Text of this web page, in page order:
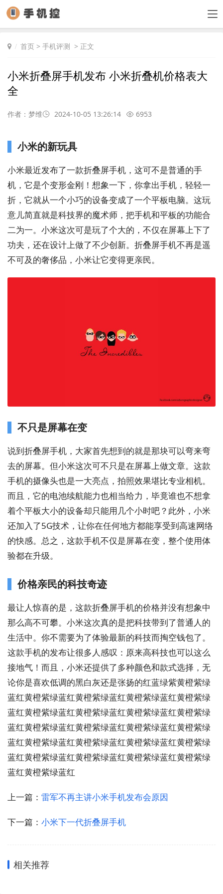
首页 > 手机评测 > 正文
小米折叠屏手机发布 小米折叠机价格表大
全
作者：梦维 2024-10-05 13:26:14 6953
小米的新玩具
小米最近发布了一款折叠屏手机，这可不是普通的手
机，它是个变形金刚！想象一下，你拿出手机，轻轻一
折，它就从一个小巧的设备变成了一个平板电脑。这玩
意儿简直就是科技界的魔术师，把手机和平板的功能合
二为一。小米这次可是玩了个大的，不仅在屏幕上下了
功夫，还在设计上做了不少创新。折叠屏手机不再是遥
不可及的奢侈品，小米让它变得更亲民。
不只是屏幕在变
说到折叠屏手机，大家首先想到的就是那块可以弯来弯
去的屏幕。但小米这次可不只是在屏幕上做文章。这款
手机的摄像头也是一大亮点，拍照效果堪比专业相机。
而且，它的电池续航能力也相当给力，毕竟谁也不想拿
着个平板大小的设备却只能用几个小时吧？此外，小米
还加入了5G技术，让你在任何地方都能享受到高速网络
的快感。总之，这款手机不仅是屏幕在变，整个使用体
验都在升级。
价格亲民的科技奇迹
最让人惊喜的是，这款折叠屏手机的价格并没有想象中
那么高不可攀。小米这次真的是把科技带到了普通人的
生活中。你不需要为了体验最新的科技而掏空钱包了。
这款手机的发布让很多人感叹：原来高科技也可以这么
接地气！而且，小米还提供了多种颜色和款式选择，无
论你是喜欢低调的黑白灰还是张扬的红蓝绿紫黄橙紫绿
蓝红黄橙紫绿蓝红黄橙紫绿蓝红黄橙紫绿蓝红黄橙紫绿
蓝红黄橙紫绿蓝红黄橙紫绿蓝红黄橙紫绿蓝红黄橙紫绿
蓝红黄橙紫绿蓝红黄橙紫绿蓝红黄橙紫绿蓝红黄橙紫绿
蓝红黄橙紫绿蓝红黄橙紫绿蓝红黄橙紫绿蓝红黄橙紫绿
蓝红黄橙紫绿蓝红黄橙紫绿蓝红黄橙紫绿蓝红黄橙紫绿
蓝红黄橙紫绿蓝红
上一篇： 雷军不再主讲小米手机发布会原因
下一篇： 小米下一代折叠屏手机
相关推荐